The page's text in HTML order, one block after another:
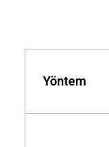
Yöntem